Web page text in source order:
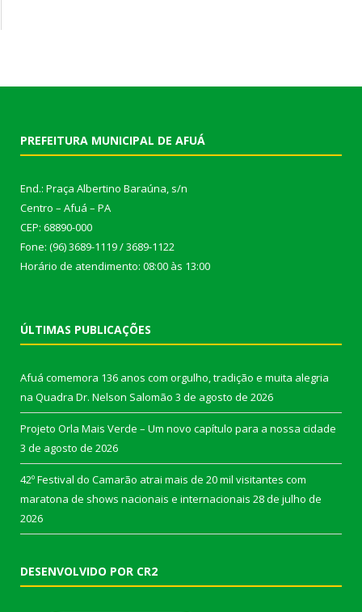
PREFEITURA MUNICIPAL DE AFUÁ
End.: Praça Albertino Baraúna, s/n
Centro – Afuá – PA
CEP: 68890-000
Fone: (96) 3689-1119 / 3689-1122
Horário de atendimento: 08:00 às 13:00
ÚLTIMAS PUBLICAÇÕES
Afuá comemora 136 anos com orgulho, tradição e muita alegria
na Quadra Dr. Nelson Salomão 3 de agosto de 2026
Projeto Orla Mais Verde – Um novo capítulo para a nossa cidade
3 de agosto de 2026
42º Festival do Camarão atrai mais de 20 mil visitantes com
maratona de shows nacionais e internacionais 28 de julho de
2026
DESENVOLVIDO POR CR2